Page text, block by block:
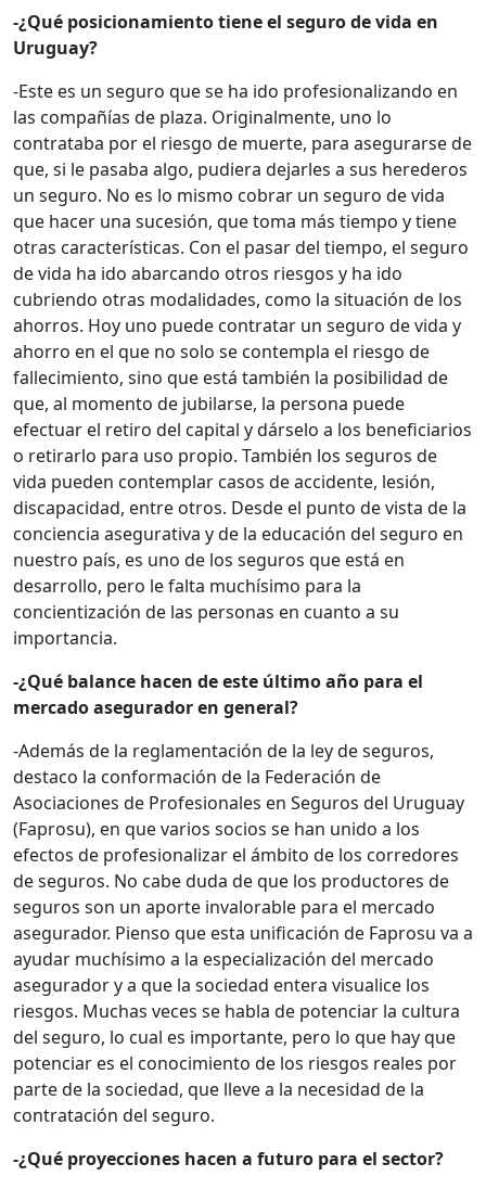
-¿Qué posicionamiento tiene el seguro de vida en
Uruguay?
-Este es un seguro que se ha ido profesionalizando en
las compañías de plaza. Originalmente, uno lo
contrataba por el riesgo de muerte, para asegurarse de
que, si le pasaba algo, pudiera dejarles a sus herederos
un seguro. No es lo mismo cobrar un seguro de vida
que hacer una sucesión, que toma más tiempo y tiene
otras características. Con el pasar del tiempo, el seguro
de vida ha ido abarcando otros riesgos y ha ido
cubriendo otras modalidades, como la situación de los
ahorros. Hoy uno puede contratar un seguro de vida y
ahorro en el que no solo se contempla el riesgo de
fallecimiento, sino que está también la posibilidad de
que, al momento de jubilarse, la persona puede
efectuar el retiro del capital y dárselo a los beneficiarios
o retirarlo para uso propio. También los seguros de
vida pueden contemplar casos de accidente, lesión,
discapacidad, entre otros. Desde el punto de vista de la
conciencia asegurativa y de la educación del seguro en
nuestro país, es uno de los seguros que está en
desarrollo, pero le falta muchísimo para la
concientización de las personas en cuanto a su
importancia.
-¿Qué balance hacen de este último año para el
mercado asegurador en general?
-Además de la reglamentación de la ley de seguros,
destaco la conformación de la Federación de
Asociaciones de Profesionales en Seguros del Uruguay
(Faprosu), en que varios socios se han unido a los
efectos de profesionalizar el ámbito de los corredores
de seguros. No cabe duda de que los productores de
seguros son un aporte invalorable para el mercado
asegurador. Pienso que esta unificación de Faprosu va a
ayudar muchísimo a la especialización del mercado
asegurador y a que la sociedad entera visualice los
riesgos. Muchas veces se habla de potenciar la cultura
del seguro, lo cual es importante, pero lo que hay que
potenciar es el conocimiento de los riesgos reales por
parte de la sociedad, que lleve a la necesidad de la
contratación del seguro.
-¿Qué proyecciones hacen a futuro para el sector?